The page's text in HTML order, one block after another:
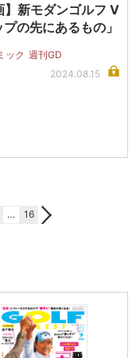
】新モダンゴルフ V
の先にあるもの」
ック 週刊GD
2024.08.15
… 16